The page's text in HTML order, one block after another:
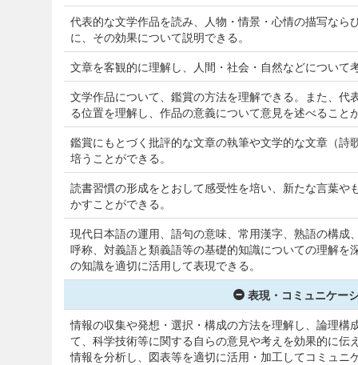
代表的な文学作品を読み、人物・情景・心情の描写なら
に、その効果について説明できる。
文章を客観的に理解し、人間・社会・自然などについて
文学作品について、鑑賞の方法を理解できる。また、代
る位置を理解し、作品の意義について意見を述べること
鑑賞にもとづく批評的な文章の執筆や文学的な文章（詩
培うことができる。
読書習慣の形成をとおして感受性を培い、新たな言葉や
かすことができる。
現代日本語の運用、語句の意味、常用漢字、熟語の構成
呼称、対義語と類義語等の基礎的知識についての理解を
の知識を適切に活用して表現できる。
表現・コミュニケー
情報の収集や発想・選択・構成の方法を理解し、論理構
て、科学技術等に関する自らの意見や考えを効果的に
情報を分析し、図表等を適切に活用・加工してコミュニ